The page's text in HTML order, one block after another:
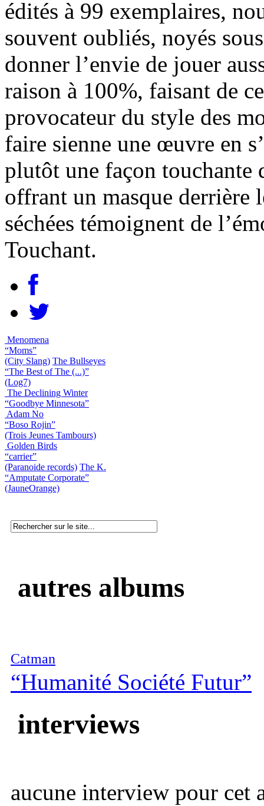
édités à 99 exemplaires,
souvent oubliés, noyés
donner l’envie de jouer
raison à 100%, faisant de
provocateur du style des
faire sienne une œuvre en
plutôt une façon touchante
offrant un masque derrière
séchées témoignent de
Touchant.
Menomena
“Moms”
(City Slang) The Bullseyes
“The Best of The (...)”
(Log7)
The Declining Winter
“Goodbye Minnesota”
Adam No
“Boso Rojin”
(Trois Jeunes Tambours)
Golden Birds
“carrier”
(Paranoide records) The K.
“Amputate Corporate”
(JauneOrange)
autres albums
Catman
“Humanité Société Futur”
interviews
aucune interview pour cet